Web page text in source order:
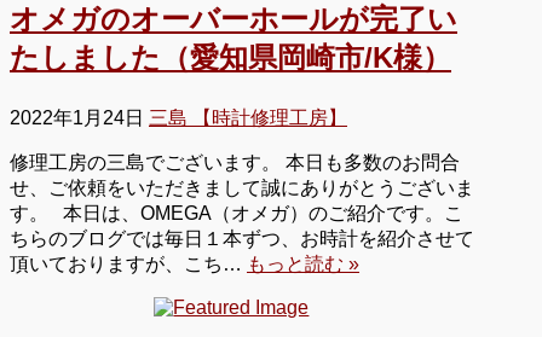
オメガのオーバーホールが完了い
たしました（愛知県岡崎市/K様）
2022年1月24日 三島 【時計修理工房】
修理工房の三島でございます。 本日も多数のお問合
せ、ご依頼をいただきまして誠にありがとうございま
す。 本日は、OMEGA（オメガ）のご紹介です。こ
ちらのブログでは毎日１本ずつ、お時計を紹介させて
頂いておりますが、こち… もっと読む »